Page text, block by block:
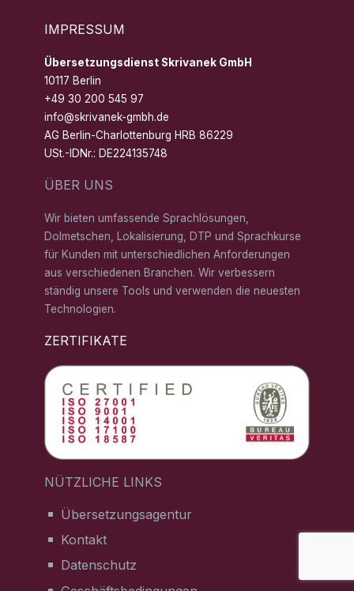
IMPRESSUM
Übersetzungsdienst Skrivanek GmbH
10117 Berlin
+49 30 200 545 97
info@skrivanek-gmbh.de
AG Berlin-Charlottenburg HRB 86229
USt.-IDNr.: DE224135748
ÜBER UNS
Wir bieten umfassende Sprachlösungen,
Dolmetschen, Lokalisierung, DTP und Sprachkurse
für Kunden mit unterschiedlichen Anforderungen
aus verschiedenen Branchen. Wir verbessern
ständig unsere Tools und verwenden die neuesten
Technologien.
ZERTIFIKATE
NÜTZLICHE LINKS
Übersetzungsagentur
Kontakt
Datenschutz